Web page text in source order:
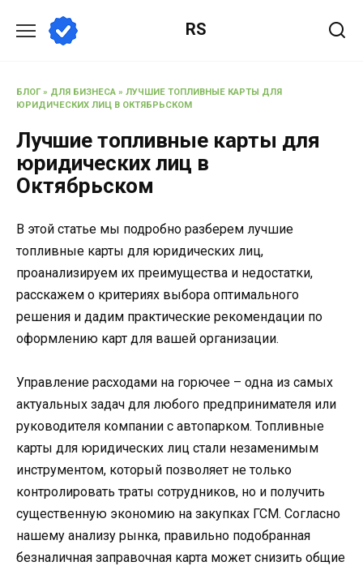
содержанию
RS
БЛОГ» ДЛЯ БИЗНЕСА » ЛУЧШИЕ ТОПЛИВНЫЕ КАРТЫ ДЛЯ
ЮРИДИЧЕСКИХ ЛИЦ В ОКТЯБРЬСКОМ
Лучшие топливные карты для
юридических лиц в
Октябрьском
В этой статье мы подробно разберем лучшие
топливные карты для юридических лиц,
проанализируем их преимущества и недостатки,
расскажем о критериях выбора оптимального
решения и дадим практические рекомендации по
оформлению карт для вашей организации.
Управление расходами на горючее – одна из самых
актуальных задач для любого предпринимателя или
руководителя компании с автопарком. Топливные
карты для юридических лиц стали незаменимым
инструментом, который позволяет не только
контролировать траты сотрудников, но и получить
существенную экономию на закупках ГСМ. Согласно
нашему анализу рынка, правильно подобранная
безналичная заправочная карта может снизить общие